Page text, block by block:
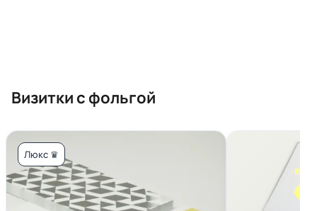
Визитки с фольгой
Люкс ♛